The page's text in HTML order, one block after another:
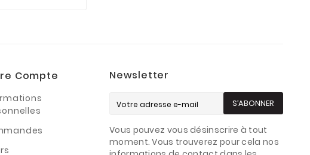
Compte Newsletter
S’ABONNER
Vous pouvez vous désinscrire à tout
moment. Vous trouverez pour cela nos